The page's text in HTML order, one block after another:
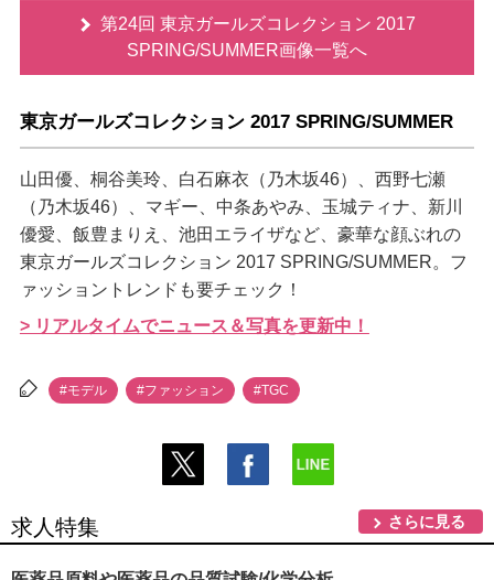
第24回 東京ガールズコレクション 2017
SPRING/SUMMER画像一覧へ
東京ガールズコレクション 2017 SPRING/SUMMER
山田優、桐谷美玲、白石麻衣（乃木坂46）、西野七瀬
（乃木坂46）、マギー、中条あやみ、玉城ティナ、新川
優愛、飯豊まりえ、池田エライザなど、豪華な顔ぶれの
東京ガールズコレクション 2017 SPRING/SUMMER。フ
ァッショントレンドも要チェック！
> リアルタイムでニュース＆写真を更新中！
#モデル #ファッション #TGC
求人特集 さらに見る